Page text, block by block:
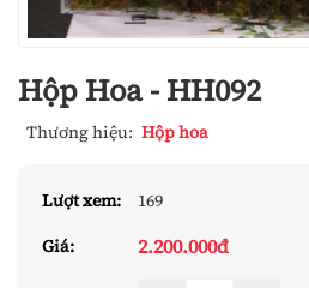
Hộp Hoa - HH092
Thương hiệu: Hộp hoa
Lượt xem:
169
Giá:
2.200.000đ